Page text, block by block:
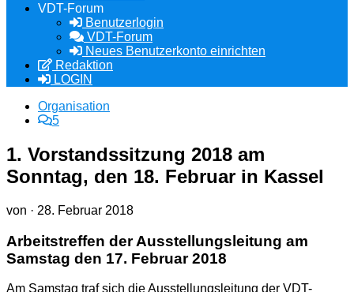
VDT-Forum
Benutzerlogin
VDT-Forum
Neues Benutzerkonto einrichten
Redaktion
LOGIN
Organisation
5
1. Vorstandssitzung 2018 am
Sonntag, den 18. Februar in Kassel
von · 28. Februar 2018
Arbeitstreffen der Ausstellungsleitung am
Samstag den 17. Februar 2018
Am Samstag traf sich die Ausstellungsleitung der VDT-